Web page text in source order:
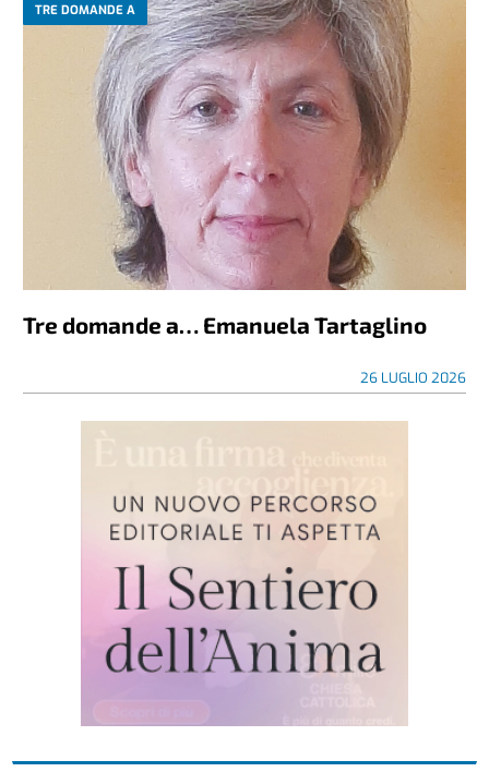
TRE DOMANDE A
Tre domande a… Emanuela Tartaglino
26 LUGLIO 2026